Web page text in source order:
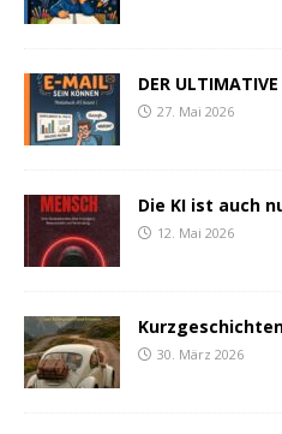
DER
27. Mai 2026
Die KI ist auch
12. Mai 2026
30. März 2026